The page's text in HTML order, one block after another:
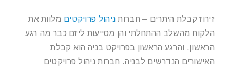
זירוז קבלת היתרים – חברות ניהול פרויקטים מלוות את
הלקוח מהשלב ההתחלתי והן מסייעות ליזם כבר מה רגע
הראשון. והרגע הראשון בפרויקט בניה הוא קבלת
האישורים הנדרשים לבניה. חברות ניהול פרויקטים